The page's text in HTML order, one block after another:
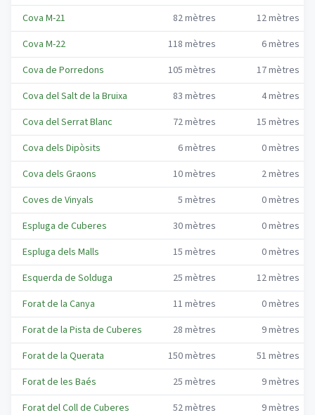
Cova M-21
82mètres 12mètres
Cova M-22
118 mètres 6mètres
Cova de Porredons
105 mètres 17mètres
Cova del Salt de la Bruixa
83 mètres 4mètres
Cova del Serrat Blanc
72mètres 15 mètres
Cova dels Dipòsits
6mètres 0mètres
Cova dels Graons
10mètres 2mètres
Coves de Vinyals
5 mètres 0mètres
Espluga de Cuberes
30mètres 0mètres
Espluga dels Malls
15 mètres 0mètres
Esquerda de Solduga
25 mètres 12mètres
Forat de la Canya
11 mètres 0mètres
Forat de la Pista de Cuberes
28 mètres 9mètres
Forat de la Querata
150mètres 51 mètres
Forat de les Baés
25 mètres 9mètres
Forat del Coll de Cuberes
52mètres 9mètres